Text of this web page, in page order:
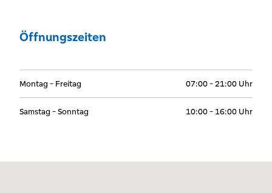
Öffnungszeiten
Montag - Freitag 07:00 - 21:00 Uhr
Samstag - Sonntag 10:00 - 16:00 Uhr